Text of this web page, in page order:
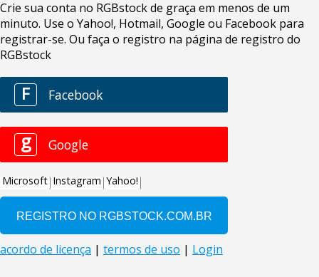
Crie sua conta no RGBstock de graça em menos de um
minuto. Use o Yahoo!, Hotmail, Google ou Facebook para
registrar-se. Ou faça o registro na página de registro do
RGBstock
F Facebook
g Google
Microsoft Instagram Yahoo!
acordo de licença | termos de uso | Login